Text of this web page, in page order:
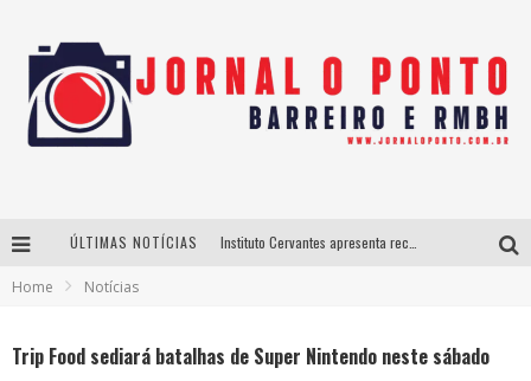
ÚLTIMAS NOTÍCIAS
Home Notícias
Trip Food sediará batalhas de Super Nintendo neste sábado